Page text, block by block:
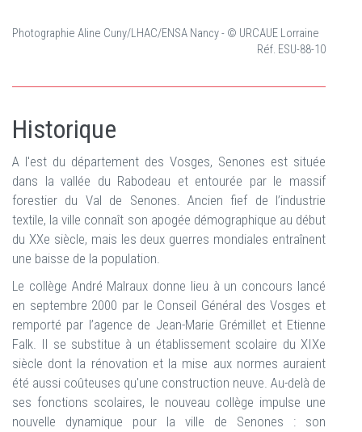
Photographie Aline Cuny/LHAC/ENSA Nancy - © URCAUE Lorraine
Réf. ESU-88-10
Historique
A l'est du département des Vosges, Senones est située
dans la vallée du Rabodeau et entourée par le massif
forestier du Val de Senones. Ancien fief de l’industrie
textile, la ville connaît son apogée démographique au début
du XXe siècle, mais les deux guerres mondiales entraînent
une baisse de la population.
Le collège André Malraux donne lieu à un concours lancé
en septembre 2000 par le Conseil Général des Vosges et
remporté par l’agence de Jean-Marie Grémillet et Etienne
Falk. Il se substitue à un établissement scolaire du XIXe
siècle dont la rénovation et la mise aux normes auraient
été aussi coûteuses qu'une construction neuve. Au-delà de
ses fonctions scolaires, le nouveau collège impulse une
nouvelle dynamique pour la ville de Senones : son